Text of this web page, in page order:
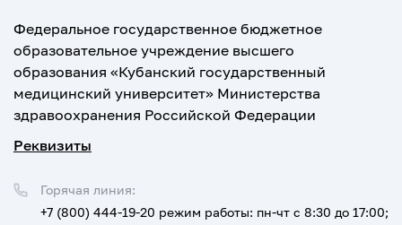
Федеральное государственное бюджетное
образовательное учреждение высшего
образования «Кубанский государственный
медицинский университет» Министерства
здравоохранения Российской Федерации
Реквизиты
Горячая линия:
+7 (800) 444-19-20 режим работы: пн-чт с 8:30 до 17:00;